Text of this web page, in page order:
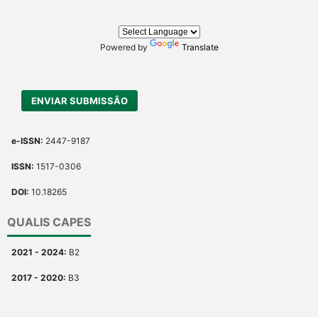
Powered by Translate
ENVIAR SUBMISSÃO
e-ISSN: 2447-9187
ISSN: 1517-0306
DOI: 10.18265
QUALIS CAPES
2021 - 2024: B2
2017 - 2020: B3